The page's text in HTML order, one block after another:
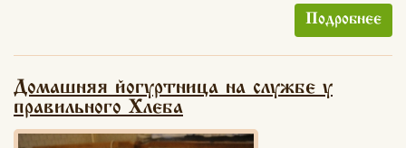
Подробнее
Домашняя йогуртница на службе у
правильного Хлеба